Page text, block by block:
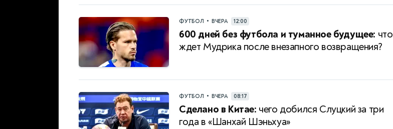
ФУТБОЛ • ВЧЕРА 12:00
600 дней без футбола и туманное будущее: что
ждет Мудрика после внезапного возвращения?
ФУТБОЛ • ВЧЕРА 08:17
Сделано в Китае: чего добился Слуцкий за три
года в «Шанхай Шэньхуа»